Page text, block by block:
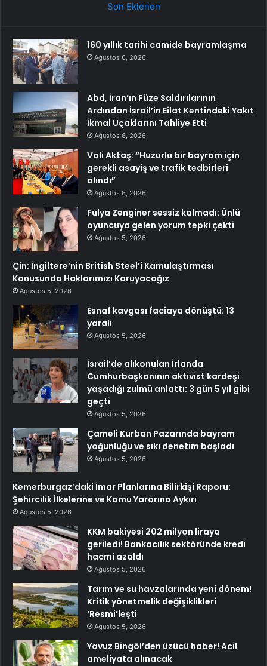
Son Eklenen
160 yıllık tarihi camide bayramlaşma
Ağustos 6, 2026
Abd, İran’ın Füze Saldırılarının
Ardından İsrail’in Eilat Kentindeki Yakıt
İkmal Uçaklarını Tahliye Etti
Ağustos 6, 2026
Vali Aktaş: “Huzurlu bir bayram için
gerekli asayiş ve trafik tedbirleri
alındı”
Ağustos 6, 2026
Fulya Zenginer sessiz kalmadı: Ünlü
oyuncuya gelen yorum tepki çekti
Ağustos 5, 2026
Çin: İngiltere’nin British Steel’i Kamulaştırması
Konusunda Haklarımızı Koruyacağız
Ağustos 5, 2026
Esnaf kavgası faciaya dönüştü: 13
yaralı
Ağustos 5, 2026
İsrail’de alıkonulan İrlanda
Cumhurbaşkanının aktivist kardeşi
yaşadığı zulmü anlattı: 3 gün 5 yıl gibi
geçti
Ağustos 5, 2026
Çameli Kurban Pazarında bayram
yoğunluğu ve sıkı denetim başladı
Ağustos 5, 2026
Kemerburgaz’daki İmar Planlarına Bilirkişi Raporu:
Şehircilik İlkelerine ve Kamu Yararına Aykırı
Ağustos 5, 2026
KKM bakiyesi 202 milyon liraya
geriledi! Bankacılık sektöründe kredi
hacmi azaldı
Ağustos 5, 2026
Tarım ve su havzalarında yeni dönem!
Kritik yönetmelik değişiklikleri
‘Resmi’leşti
Ağustos 5, 2026
Yavuz Bingöl’den üzücü haber! Acil
ameliyata alınacak